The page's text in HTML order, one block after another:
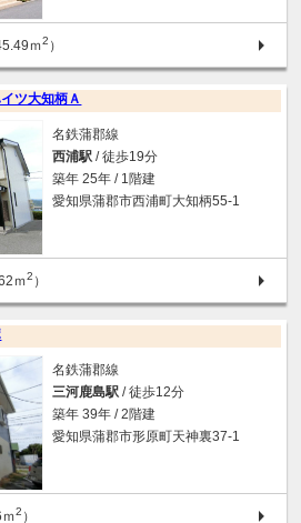
ｍ2 ）
イツ大知柄Ａ
名鉄蒲郡線
西浦駅 / 徒歩19分
築年 25年 / 1階建
愛知県蒲郡市西浦町大知柄55‐1
ｍ2 ）
名鉄蒲郡線
三河鹿島駅 / 徒歩12分
築年 39年 / 2階建
愛知県蒲郡市形原町天神裏37-1
2 ）